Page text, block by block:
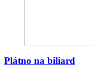
Plátno na biliard